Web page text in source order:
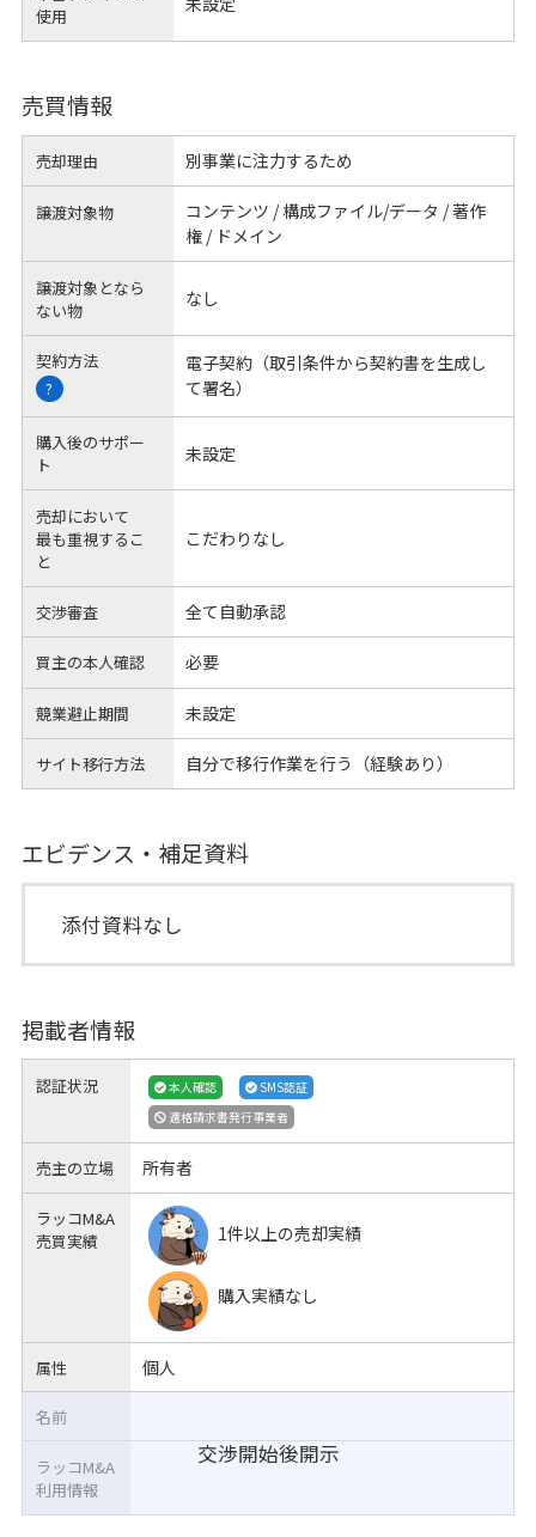
使用
売買情報
売却理由 別事業に注力するため
譲渡対象物
コンテンツ / 構成ファイル/データ / 著作
権 / ドメイン
譲渡対象となら
ない物
なし
契約方法
?
電子契約（取引条件から契約書を生成し
て署名）
購入後のサポー
ト
未設定
売却において
最も重視するこ
と
こだわりなし
交渉審査 全て自動承認
買主の本人確認 必要
競業避止期間 未設定
サイト移行方法 自分で移行作業を行う（経験あり）
エビデンス・補足資料
添付資料なし
掲載者情報
認証状況 本人確認
SMS認証
適格請求書発行事業者
売主の立場 所有者
ラッコM&A
売買実績
1件以上の売却実績
購入実績なし
属性 個人
交渉開始後開示
名前
ラッコM&A
利用情報